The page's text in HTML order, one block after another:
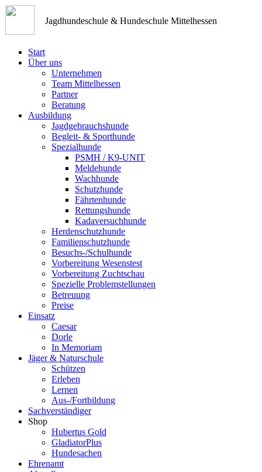
Jagdhundeschule & Hundeschule Mittelhessen
Start
Über uns
Unternehmen
Team Mittelhessen
Partner
Beratung
Ausbildung
Jagdgebrauchshunde
Begleit- & Sporthunde
Spezialhunde
PSMH / K9-UNIT
Meldehunde
Wachhunde
Schutzhunde
Fährtenhunde
Rettungshunde
Kadaversuchhunde
Herdenschutzhunde
Familienschutzhunde
Besuchs-/Schulhunde
Vorbereitung Wesenstest
Vorbereitung Zuchtschau
Spezielle Problemstellungen
Betreuung
Preise
Einsatz
Caesar
Dorle
In Memoriam
Jäger & Naturschule
Schützen
Erleben
Lernen
Aus-/Fortbildung
Sachverständiger
Shop
Hubertus Gold
GladiatorPlus
Hundesachen
Ehrenamt